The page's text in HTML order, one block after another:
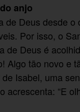
anjo
de Deus desde
Por isso, o
de Deus é
Algo tão novo e
Isabel, uma
acrescenta: “E